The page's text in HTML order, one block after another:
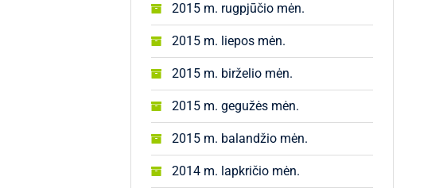
2015 m. rugpjūčio mėn.
2015 m. liepos mėn.
2015 m. birželio mėn.
2015 m. gegužės mėn.
2015 m. balandžio mėn.
2014 m. lapkričio mėn.